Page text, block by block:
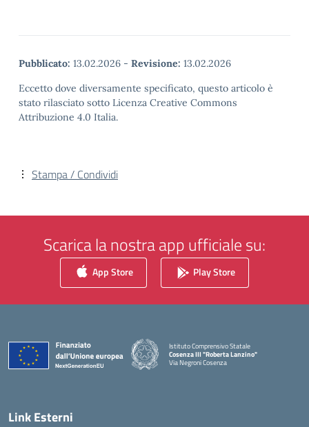
Pubblicato: 13.02.2026 - Revisione: 13.02.2026
Eccetto dove diversamente specificato, questo articolo è
stato rilasciato sotto Licenza Creative Commons
Attribuzione 4.0 Italia.
Stampa / Condividi
Scarica la nostra app ufficiale su:
App Store Play Store
Istituto Comprensivo Statale
Cosenza III "Roberta Lanzino"
Via Negroni Cosenza
— Visita la pagina iniziale della scuola
Link Esterni